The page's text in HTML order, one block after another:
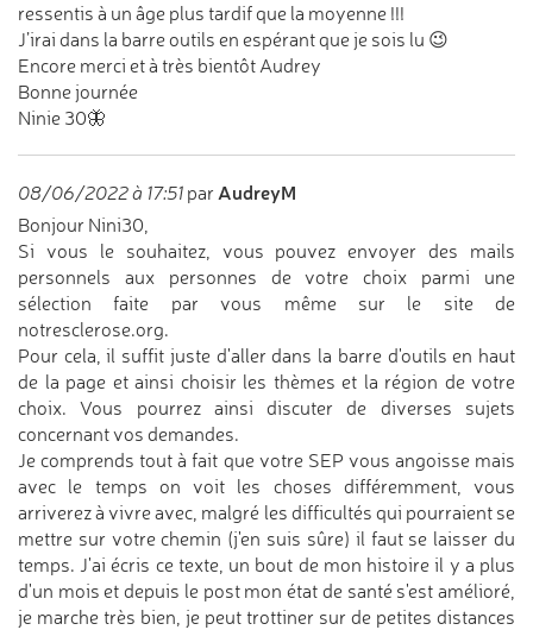
ressentis à un âge plus tardif que la moyenne !!!
J’irai dans la barre outils en espérant que je sois lu 😉
Encore merci et à très bientôt Audrey
Bonne journée
Ninie 30🦋
08/06/2022 à 17:51 par AudreyM
Bonjour Nini30,
Si vous le souhaitez, vous pouvez envoyer des mails
personnels aux personnes de votre choix parmi une
sélection faite par vous même sur le site de
notresclerose.org.
Pour cela, il suffit juste d'aller dans la barre d'outils en haut
de la page et ainsi choisir les thèmes et la région de votre
choix. Vous pourrez ainsi discuter de diverses sujets
concernant vos demandes.
Je comprends tout à fait que votre SEP vous angoisse mais
avec le temps on voit les choses différemment, vous
arriverez à vivre avec, malgré les difficultés qui pourraient se
mettre sur votre chemin (j'en suis sûre) il faut se laisser du
temps. J'ai écris ce texte, un bout de mon histoire il y a plus
d'un mois et depuis le post mon état de santé s'est amélioré,
je marche très bien, je peut trottiner sur de petites distances